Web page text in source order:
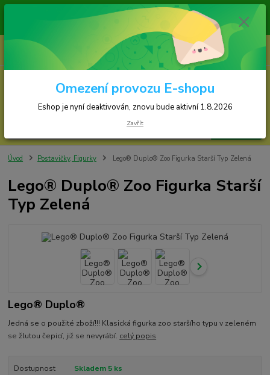
Zásilky jsou odesílány v pondělí, středu a ve
Eshop je nyní deaktivován, znovu bude
za 0,00 Kč
Úvod Postavičky, Figurky Lego® Duplo® Zoo Figurka Starší Typ Zelená
Lego® Duplo® Zoo Figurka Starší
Typ Zelená
Lego® Duplo®
Jedná se o použité zboží!!! Klasická figurka zoo staršího typu v zeleném
se žlutou čepicí, již se nevyrábí. celý popis
Dostupnost Skladem 5 ks
Omezení provozu E-shopu
Eshop je nyní deaktivován, znovu bude aktivní 1.8.2026
Zavřít